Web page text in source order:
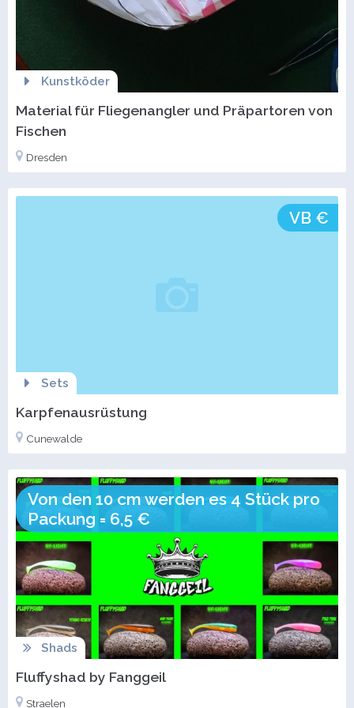
Kunstköder
Material für Fliegenangler und Präpartoren von
Fischen
Dresden
VB €
Sets
Karpfenausrüstung
Cunewalde
Von den 10 cm werden es 4 Stück pro
Packung = 6,5 €
Shads
Fluffyshad by Fanggeil
Straelen